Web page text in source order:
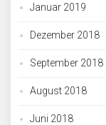
Januar 2019
Dezember 2018
September 2018
August 2018
Juni 2018